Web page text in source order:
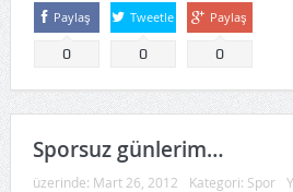
Paylaş
0
Tweetle
0
Paylaş
0
Sporsuz günlerim…
üzerinde: Mart 26, 2012 Kategori: Spor